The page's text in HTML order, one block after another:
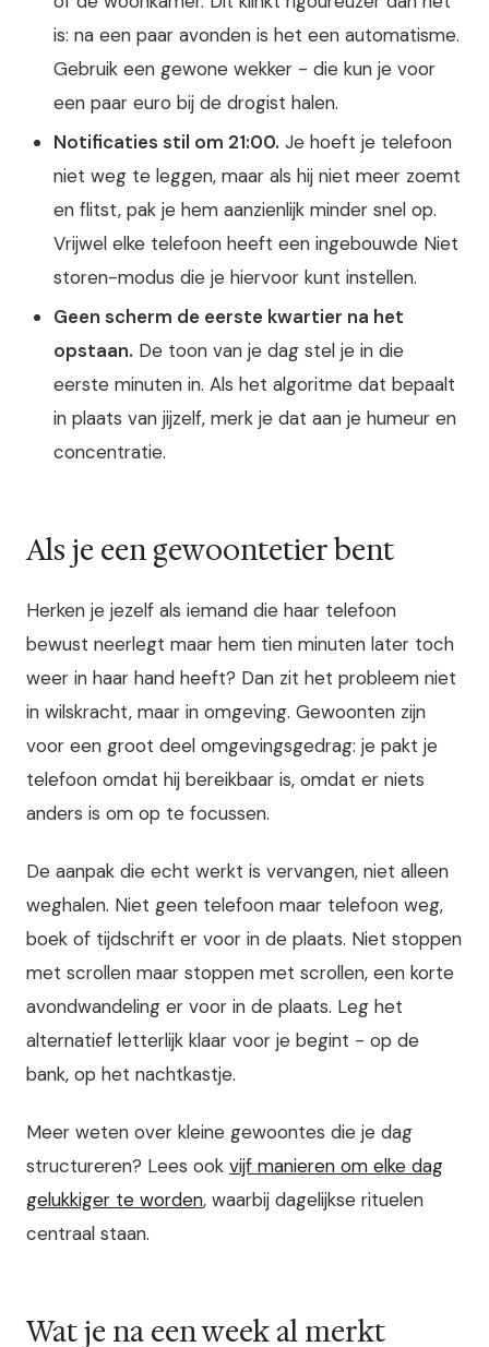
is: na een paar avonden is het een automatisme.
Gebruik een gewone wekker - die kun je voor
een paar euro bij de drogist halen.
Notificaties stil om 21:00. Je hoeft je telefoon
niet weg te leggen, maar als hij niet meer zoemt
en flitst, pak je hem aanzienlijk minder snel op.
Vrijwel elke telefoon heeft een ingebouwde Niet
storen-modus die je hiervoor kunt instellen.
Geen scherm de eerste kwartier na het
opstaan. De toon van je dag stel je in die
eerste minuten in. Als het algoritme dat bepaalt
in plaats van jijzelf, merk je dat aan je humeur en
concentratie.
Als je een gewoontetier bent
Herken je jezelf als iemand die haar telefoon
bewust neerlegt maar hem tien minuten later toch
weer in haar hand heeft? Dan zit het probleem niet
in wilskracht, maar in omgeving. Gewoonten zijn
voor een groot deel omgevingsgedrag: je pakt je
telefoon omdat hij bereikbaar is, omdat er niets
anders is om op te focussen.
De aanpak die echt werkt is vervangen, niet alleen
weghalen. Niet geen telefoon maar telefoon weg,
boek of tijdschrift er voor in de plaats. Niet stoppen
met scrollen maar stoppen met scrollen, een korte
avondwandeling er voor in de plaats. Leg het
alternatief letterlijk klaar voor je begint - op de
bank, op het nachtkastje.
Meer weten over kleine gewoontes die je dag
structureren? Lees ook vijf manieren om elke dag
gelukkiger te worden, waarbij dagelijkse rituelen
centraal staan.
Wat je na een week al merkt